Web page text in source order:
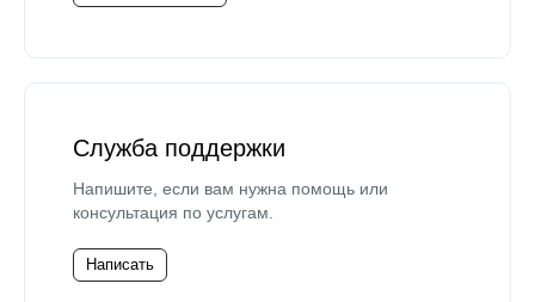
Служба поддержки
Напишите, если вам нужна помощь или
консультация по услугам.
Написать